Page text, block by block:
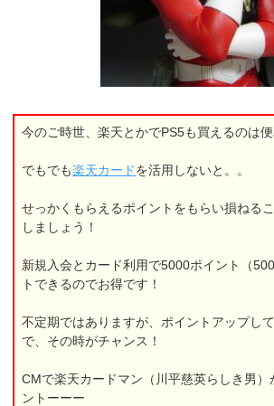
今のご時世、楽天とかでPS5も買えるのは便
でもでも楽天カードを活用しないと。。
せっかくもらえるポイントをもらい損ねる
しましょう！
新規入会とカード利用で5000ポイント（
トできるのでお得です！
不定期ではありますが、ポイントアップし
で、その時がチャンス！
CMで楽天カードマン（川平慈英らしき男）
ントーーー